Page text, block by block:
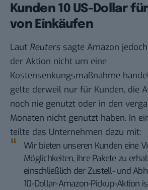
Kunden 10 US-Dollar
von Einkäufen
Laut Reuters sagte Amazon
der Aktion nicht um eine
Kostensenkungsmaßnahme
gelte derweil nur für Kunden, die
noch nie genutzt oder in den
Monaten nicht genutzt haben. In
teilte das Unternehmen dazu mit:
Wir bieten unseren Kunden eine
Möglichkeiten, ihre Pakete zu
einschließlich der Zustell- und
10-Dollar-Amazon-Pickup-Aktion